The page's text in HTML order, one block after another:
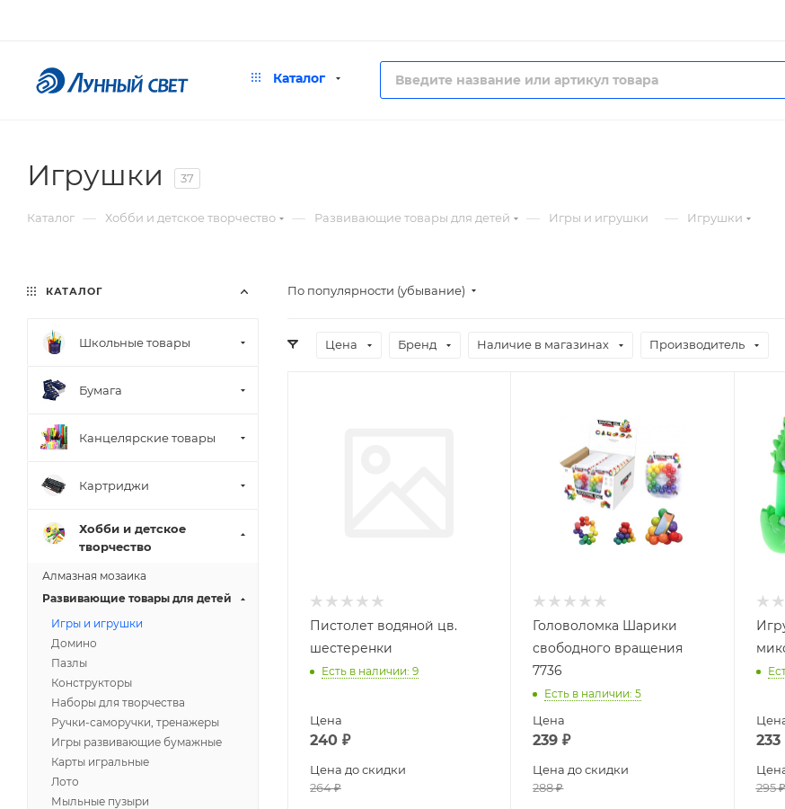
Каталог
Игрушки 37
Каталог — Хобби и детское творчество — Развивающие товары для детей — Игры и игрушки — Игрушки
По популярности (убывание)
Цена Бренд Наличие в магазинах Производитель
Пистолет водяной цв.
шестеренки
Есть в наличии: 9
Цена
240 ₽
Цена до скидки
264₽
Головоломка Шарики
свободного вращения
7736
Есть в наличии: 5
Цена
239 ₽
Цена до скидки
288₽
233
295₽
КАТАЛОГ
Школьные товары
Бумага
Канцелярские товары
Картриджи
Хобби и детское
творчество
Алмазная мозаика
Развивающие товары для детей
Игры и игрушки
Домино
Пазлы
Конструкторы
Наборы для творчества
Ручки-саморучки, тренажеры
Игры развивающие бумажные
Карты игральные
Лото
Мыльные пузыри